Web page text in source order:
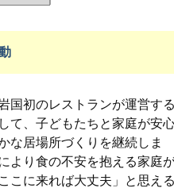
国初のレストランが運営する
て、子どもたちと家庭が安
な居場所づくりを継続しま
より食の不安を抱える家庭
こに来れば大丈夫」と思える